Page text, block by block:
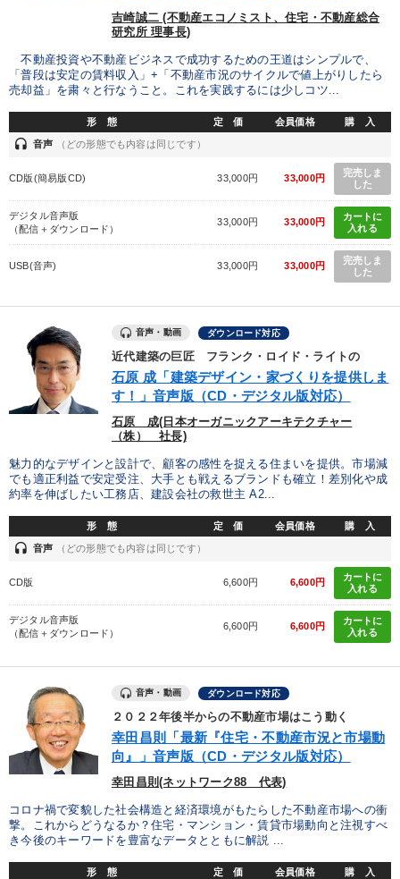
吉崎誠二 (不動産エコノミスト、住宅・不動産総合
研究所 理事長)
不動産投資や不動産ビジネスで成功するための王道はシンプルで、
「普段は安定の賃料収入」+「不動産市況のサイクルで値上がりしたら
売却益」を粛々と行なうこと。これを実践するには少しコツ...
形 態 定 価 会員価格 購 入
headset 音声 （どの形態でも内容は同じです）
CD版(簡易版CD) 33,000円 33,000円
完売しま
した
デジタル音声版
（配信＋ダウンロード）
33,000円 33,000円
カートに
入れる
USB(音声) 33,000円 33,000円
完売しま
した
音声・動画 ダウンロード対応
近代建築の巨匠 フランク・ロイド・ライトの
石原 成「建築デザイン・家づくりを提供しま
す！」音声版（CD・デジタル版対応）
石原 成(日本オーガニックアーキテクチャー
（株） 社長)
魅力的なデザインと設計で、顧客の感性を捉える住まいを提供。市場減
でも適正利益で安定受注、大手とも戦えるブランドも確立！差別化や成
約率を伸ばしたい工務店、建設会社の救世主 A2...
形 態 定 価 会員価格 購 入
headset 音声 （どの形態でも内容は同じです）
CD版 6,600円 6,600円
カートに
入れる
デジタル音声版
（配信＋ダウンロード）
6,600円 6,600円
カートに
入れる
音声・動画 ダウンロード対応
２０２２年後半からの不動産市場はこう動く
幸田昌則「最新『住宅・不動産市況と市場動
向』」音声版（CD・デジタル版対応）
幸田昌則(ネットワーク88 代表)
コロナ禍で変貌した社会構造と経済環境がもたらした不動産市場への衝
撃。これからどうなるか？住宅・マンション・賃貸市場動向と注視すべ
き今後のキーワードを豊富なデータとともに解説 ...
形 態 定 価 会員価格 購 入